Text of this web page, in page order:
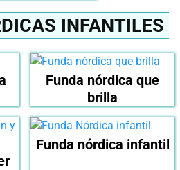
INFANTILES
Funda nórdica que
brilla
Funda nórdica infantil